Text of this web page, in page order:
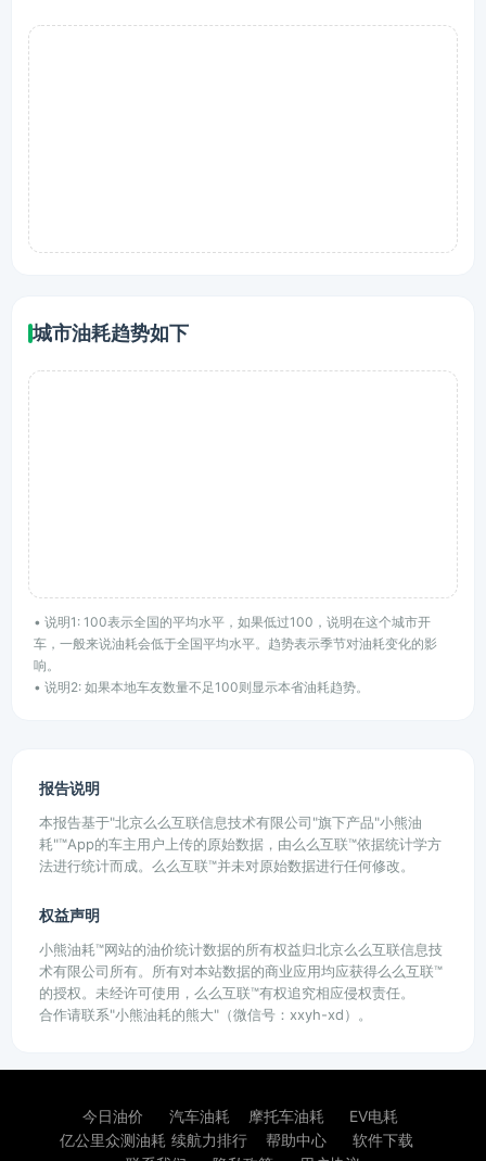
城市油耗趋势如下
• 说明1: 100表示全国的平均水平，如果低过100，说明在这个城市开
车，一般来说油耗会低于全国平均水平。趋势表示季节对油耗变化的影
响。
• 说明2: 如果本地车友数量不足100则显示本省油耗趋势。
报告说明
本报告基于"北京么么互联信息技术有限公司"旗下产品"小熊油
耗"™App的车主用户上传的原始数据，由么么互联™依据统计学方
法进行统计而成。么么互联™并未对原始数据进行任何修改。
权益声明
小熊油耗™网站的油价统计数据的所有权益归北京么么互联信息技
术有限公司所有。所有对本站数据的商业应用均应获得么么互联™
的授权。未经许可使用，么么互联™有权追究相应侵权责任。
合作请联系"小熊油耗的熊大"（微信号：xxyh-xd）。
今日油价 汽车油耗 摩托车油耗
EV电耗
亿公里众测油耗 续航力排行 帮助中心
软件下载